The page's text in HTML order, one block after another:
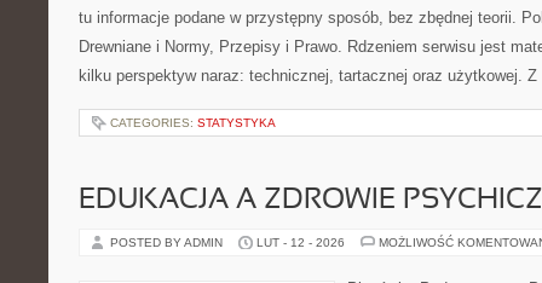
tu informacje podane w przystępny sposób, bez zbędnej teorii.
Drewniane i Normy, Przepisy i Prawo. Rdzeniem serwisu jest
kilku perspektyw naraz: technicznej, tartacznej oraz użytkowej.
CATEGORIES: STATYSTYKA
EDUKACJA A ZDROWIE
POSTED BY ADMIN LUT - 12 - 2026 MOŻLIWOŚĆ